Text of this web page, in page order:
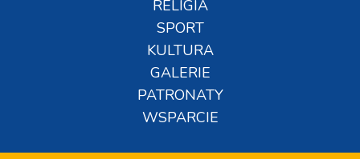
RELIGIA
SPORT
KULTURA
GALERIE
PATRONATY
WSPARCIE